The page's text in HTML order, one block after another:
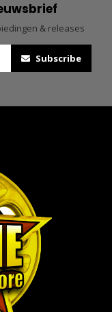
& releases
Subscribe